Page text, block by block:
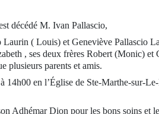
décédé M. Ivan Pallascio,
( Louis) et Geneviève Pallascio
, ses deux frères Robert (Monic) et
plusieurs parents et amis.
14h00 en l’Église de Ste-Marthe-sur-
Adhémar Dion pour les bons soins et